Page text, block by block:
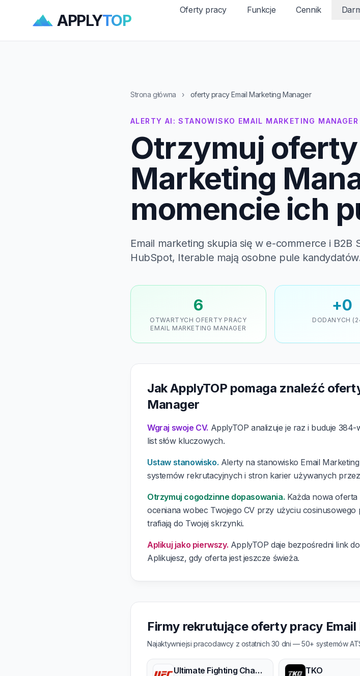
APPLYTOP
Oferty pracy Funkcje Cennik
Strona główna › oferty pracy Email Marketing Manager
ALERTY AI: STANOWISKO EMAIL MARKETING MANAGER
Otrzymuj
Marketing
momencie ich
Email marketing skupia się w e-commerce i B2B
HubSpot, Iterable mają osobne pule
6
OTWARTYCH OFERTY PRACY
EMAIL MARKETING MANAGER
+0
DODANYCH
Jak ApplyTOP pomaga znaleźć
Manager
Wgraj swoje CV. ApplyTOP analizuje je raz i buduje
list słów kluczowych.
Ustaw stanowisko. Alerty na stanowisko Email
systemów rekrutacyjnych i stron karier używanych
Otrzymuj cogodzinne dopasowania. Każda nowa
oceniana wobec Twojego CV przy użyciu
trafiają do Twojej skrzynki.
Aplikuj jako pierwszy. ApplyTOP daje bezpośredni link
Aplikujesz, gdy oferta jest jeszcze świeża.
Firmy rekrutujące oferty pracy
Najaktywniejsi pracodawcy z ostatnich 30 dni — 50+ systemów
Ultimate Fighting Championship TKO